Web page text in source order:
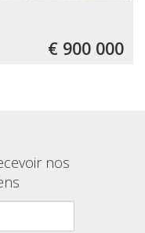
€ 900 000
nos